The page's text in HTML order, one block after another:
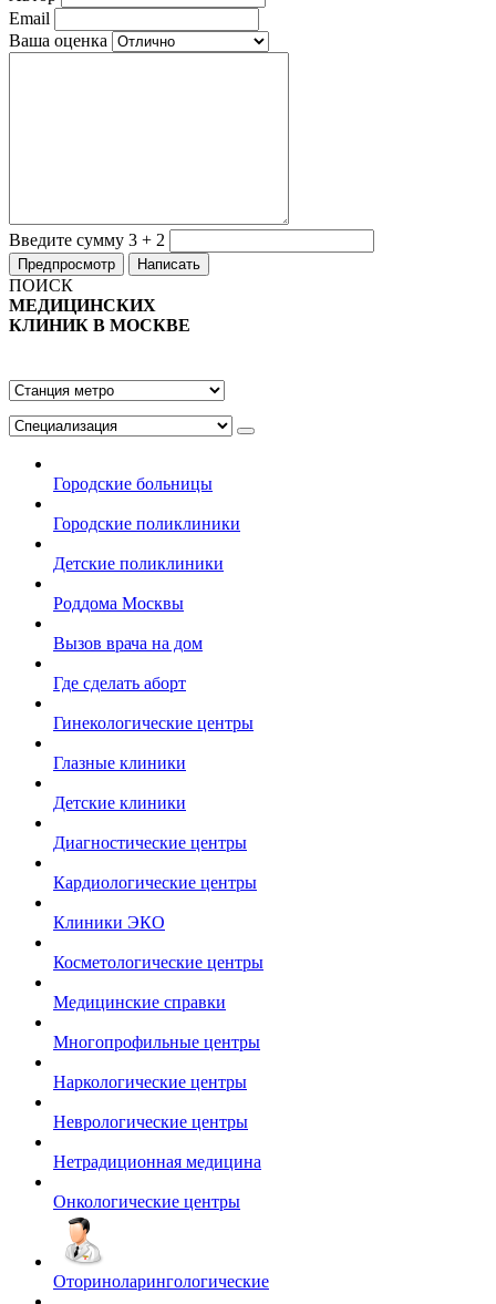
Email
Ваша оценка
Введите сумму 3 + 2
ПОИСК
МЕДИЦИНСКИХ
КЛИНИК В МОСКВЕ
Городские больницы
Городские поликлиники
Детские поликлиники
Роддома Москвы
Вызов врача на дом
Где сделать аборт
Гинекологические центры
Глазные клиники
Детские клиники
Диагностические центры
Кардиологические центры
Клиники ЭКО
Косметологические центры
Медицинские справки
Многопрофильные центры
Наркологические центры
Неврологические центры
Нетрадиционная медицина
Онкологические центры
Оториноларингологические